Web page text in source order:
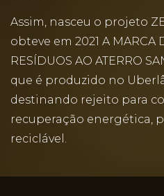
Assim, nasceu o projeto
obteve em 2021 A MARCA
RESÍDUOS AO ATERRO
que é produzido no
destinando rejeito para
recuperação energética,
reciclável.